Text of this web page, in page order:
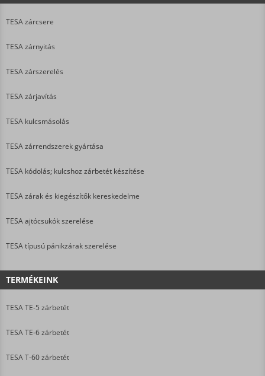
TESA zárcsere
TESA zárnyitás
TESA zárszerelés
TESA zárjavítás
TESA kulcsmásolás
TESA zárrendszerek gyártása
TESA kódolás; kulcshoz zárbetét készítése
TESA zárak és kiegészítők kereskedelme
TESA ajtócsukók szerelése
TESA típusú pánikzárak szerelése
TERMÉKEINK
TESA TE-5 zárbetét
TESA TE-6 zárbetét
TESA T-60 zárbetét